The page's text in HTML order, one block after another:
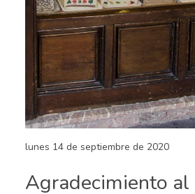
lunes 14 de septiembre de 2020
Agradecimiento al